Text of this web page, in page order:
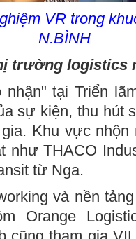
VR trong
N.BÌNH
trường logistics
tại Triển
sự kiện, thu hút
Khu vực
như THACO
từ Nga.
và nền
Orange